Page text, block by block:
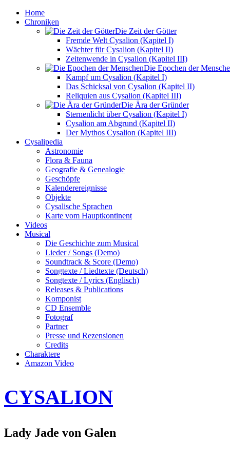
Home
Chroniken
Die Zeit der Götter
Fremde Welt Cysalion (Kapitel I)
Wächter für Cysalion (Kapitel II)
Zeitenwende in Cysalion (Kapitel III)
Die Epochen der
Kampf um Cysalion (Kapitel I)
Das Schicksal von Cysalion (Kapitel II)
Reliquien aus Cysalion (Kapitel III)
Die Ära der Gründer
Sternenlicht über Cysalion (Kapitel I)
Cysalion am Abgrund (Kapitel II)
Der Mythos Cysalion (Kapitel III)
Cysalipedia
Astronomie
Flora & Fauna
Geografie & Genealogie
Geschöpfe
Kalenderereignisse
Objekte
Cysalische Sprachen
Karte vom Hauptkontinent
Videos
Musical
Die Geschichte zum Musical
Lieder / Songs (Demo)
Soundtrack & Score (Demo)
Songtexte / Liedtexte (Deutsch)
Songtexte / Lyrics (Englisch)
Releases & Publications
Komponist
CD Ensemble
Fotograf
Partner
Presse und Rezensionen
Credits
Charaktere
Amazon Video
CYSALION
Lady Jade von Galen